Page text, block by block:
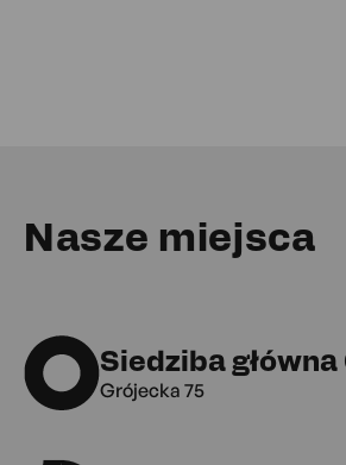
Nasze miejsca
Siedziba główna
Grójecka 75